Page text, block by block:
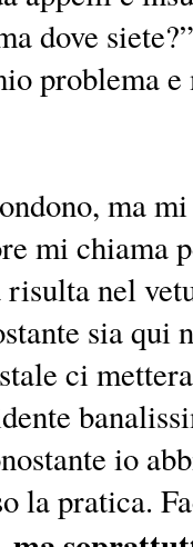
dove
problema
ma
mi chiama
nel
sia qui
ci
io
la pratica.